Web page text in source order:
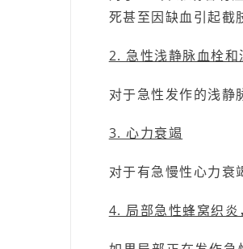
死甚至因缺血引起截
2. 急性浅静脉血栓和
对于急性发作的浅静
3. 心力衰竭
对于有急慢性心力衰
4. 局部急性蜂窝织炎